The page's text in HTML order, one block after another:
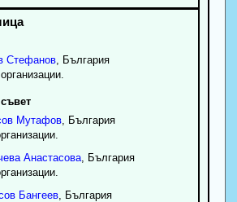
Стефанов, България
Мутафов, България
Анастасова, България
Бангеев, България